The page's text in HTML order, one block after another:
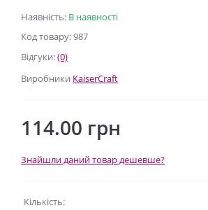
Наявність: В наявності
Код товару: 987
Відгуки:(0)
Виробники KaiserCraft
114.00 грн
Знайшли даний товар дешевше?
Кількість: